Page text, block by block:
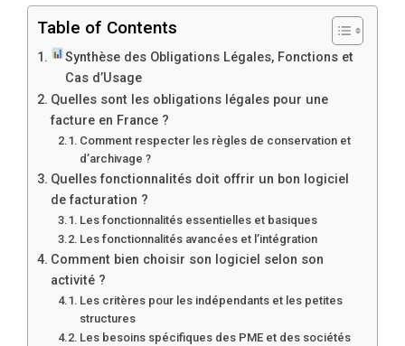
Table of Contents
Synthèse des Obligations Légales, Fonctions et
Cas d’Usage
Quelles sont les obligations légales pour une
facture en France ?
Comment respecter les règles de conservation et
d’archivage ?
Quelles fonctionnalités doit offrir un bon logiciel
de facturation ?
Les fonctionnalités essentielles et basiques
Les fonctionnalités avancées et l’intégration
Comment bien choisir son logiciel selon son
activité ?
Les critères pour les indépendants et les petites
structures
Les besoins spécifiques des PME et des sociétés